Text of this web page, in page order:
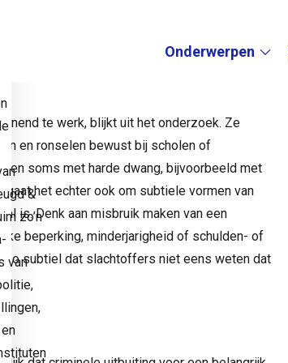
Onderwerpen
in om deze slachtoffers te signaleren en te
aan het criminele circuit.”
te werk, blijkt uit het onderzoek. Ze
en ronselen bewust bij scholen of
soms met harde dwang, bijvoorbeeld met
het echter ook om subtiele vormen van
is. Denk aan misbruik maken van een
beperking, minderjarigheid of schulden- of
subtiel dat slachtoffers niet eens weten dat
&
zo’n
van